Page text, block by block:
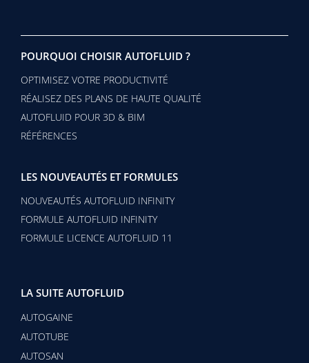
POURQUOI CHOISIR AUTOFLUID ?
OPTIMISEZ VOTRE PRODUCTIVITÉ
RÉALISEZ DES PLANS DE HAUTE QUALITÉ
AUTOFLUID POUR 3D & BIM
RÉFÉRENCES
LES NOUVEAUTÉS ET FORMULES
NOUVEAUTÉS AUTOFLUID INFINITY
FORMULE AUTOFLUID INFINITY
FORMULE LICENCE AUTOFLUID 11
LA SUITE AUTOFLUID
AUTOGAINE
AUTOTUBE
AUTOSAN